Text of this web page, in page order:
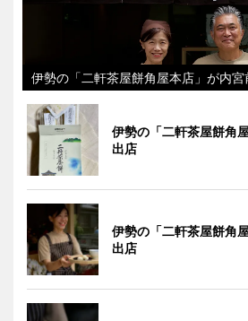
伊勢の「二軒茶屋餅角屋本店」が内
伊勢の「二軒茶屋餅角
出店
伊勢の「二軒茶屋餅角
出店